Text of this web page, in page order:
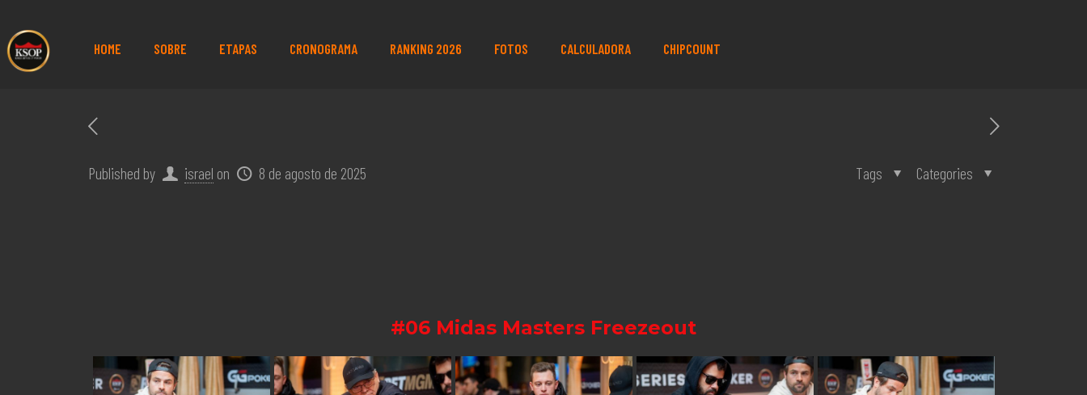
HOME SOBRE ETAPAS CRONOGRAMA RANKING 2026 FOTOS CALCULADORA CHIPCOUNT
Published by israel on 8 de agosto de 2025 Categories
Tags
#06 Midas Masters Freezeout